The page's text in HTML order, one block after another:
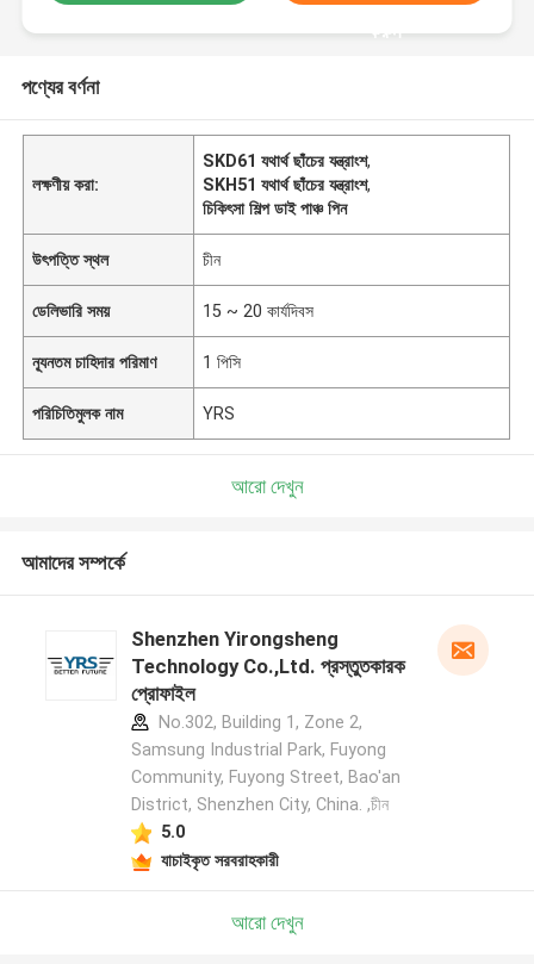
করুন
পণ্যের বর্ণনা
লক্ষণীয় করা:
SKD61 যথার্থ ছাঁচের যন্ত্রাংশ,
SKH51 যথার্থ ছাঁচের যন্ত্রাংশ,
চিকিৎসা শিল্প ডাই পাঞ্চ পিন
উৎপত্তি স্থল চীন
ডেলিভারি সময় 15 ~ 20 কার্যদিবস
ন্যূনতম চাহিদার পরিমাণ 1 পিসি
পরিচিতিমুলক নাম YRS
আরো দেখুন
আমাদের সম্পর্কে
Shenzhen Yirongsheng
Technology Co.,Ltd. প্রস্তুতকারক
প্রোফাইল
No.302, Building 1, Zone 2,
Samsung Industrial Park, Fuyong
Community, Fuyong Street, Bao'an
District, Shenzhen City, China. ,চীন
5.0
যাচাইকৃত সরবরাহকারী
আরো দেখুন